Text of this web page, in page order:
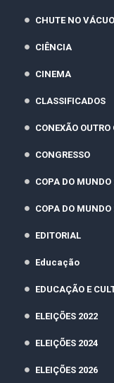
CHUTE NO VÁCUO
CIÊNCIA
CINEMA
CLASSIFICADOS
CONEXÃO OUTRO
CONGRESSO
COPA DO MUNDO
COPA DO MUNDO
EDITORIAL
Educação
EDUCAÇÃO E
ELEIÇÕES 2022
ELEIÇÕES 2024
ELEIÇÕES 2026